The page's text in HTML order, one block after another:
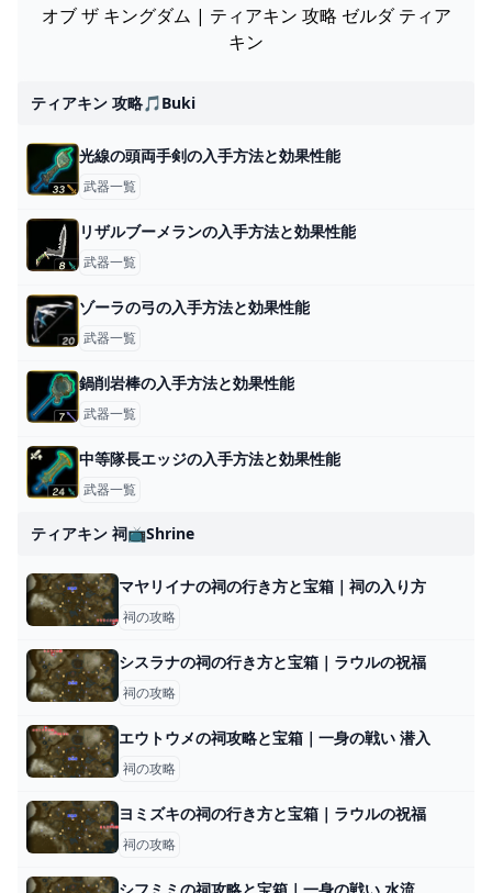
オブ ザ キングダム | ティアキン 攻略 ゼルダ ティア
キン
ティアキン 攻略🎵buki
光線の頭両手剣の入手方法と効果性能
武器一覧
リザルブーメランの入手方法と効果性能
武器一覧
ゾーラの弓の入手方法と効果性能
武器一覧
鍋削岩棒の入手方法と効果性能
武器一覧
中等隊長エッジの入手方法と効果性能
武器一覧
ティアキン 祠📺shrine
マヤリイナの祠の行き方と宝箱｜祠の入り方
祠の攻略
シスラナの祠の行き方と宝箱｜ラウルの祝福
祠の攻略
エウトウメの祠攻略と宝箱｜一身の戦い 潜入
祠の攻略
ヨミズキの祠の行き方と宝箱｜ラウルの祝福
祠の攻略